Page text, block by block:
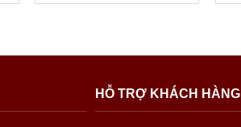
HỖ TRỢ KHÁCH HÀNG